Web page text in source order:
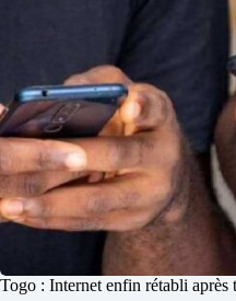
Togo : Internet enfin rétabli après